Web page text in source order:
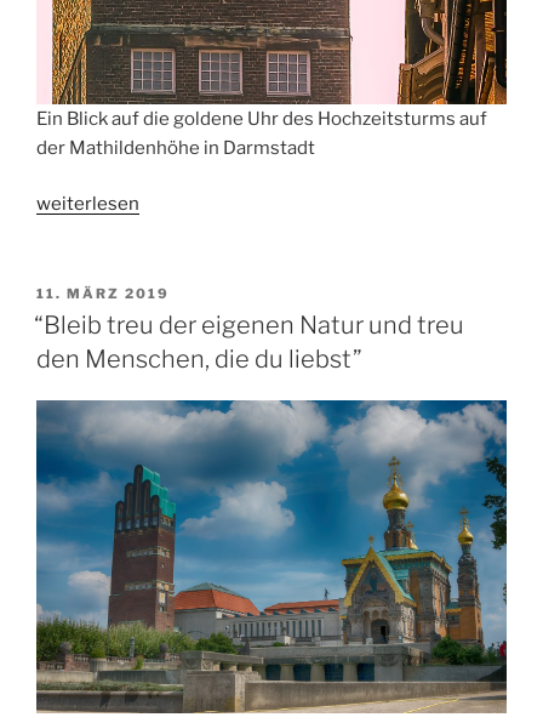
Ein Blick auf die goldene Uhr des Hochzeitsturms auf
der Mathildenhöhe in Darmstadt
„Herz-
Glaube-
Liebe-
Hoffnung“
weiterlesen
VERÖFFENTLICHT
AM
11. MÄRZ 2019
“Bleib treu der eigenen Natur und treu
den Menschen, die du liebst”